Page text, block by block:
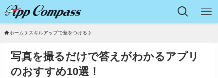
ホーム スキルアップで差をつける
写真を撮るだけで答えがわかるアプリ
のおすすめ10選！